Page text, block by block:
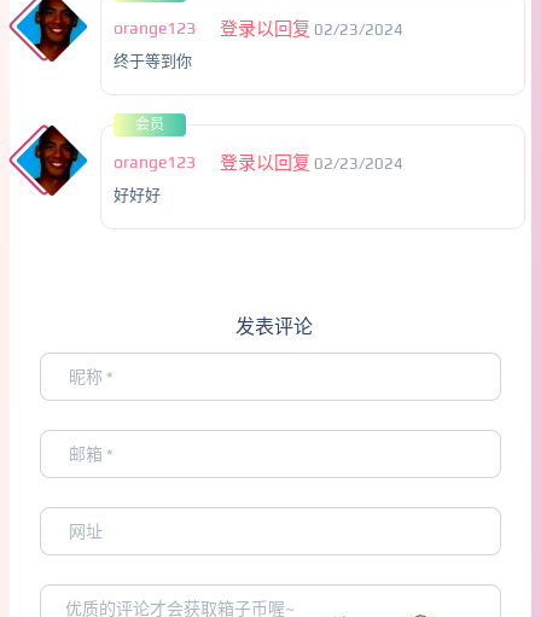
登录以回复
orange123
02/23/2024
终于等到你
会员
登录以回复
orange123
02/23/2024
好好好
发表评论